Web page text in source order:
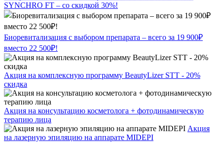
SYNCHRO FT – со скидкой 30%!
Биоревитализация с выбором препарата – всего за 19 900₽
вместо 22 500₽!
Акция на комплексную программу BeautyLizer STT - 20%
скидка
Акция на консультацию косметолога + фотодинамическую
терапию лица
Акция
на лазерную эпиляцию на аппарате MIDEPI